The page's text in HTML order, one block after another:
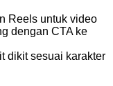
Reels untuk video
dengan CTA ke
dikit sesuai karakter